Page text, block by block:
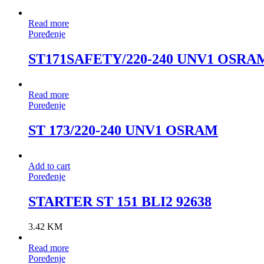
Read more
Poređenje
ST171SAFETY/220-240 UNV1
Read more
Poređenje
ST 173/220-240 UNV1 OSRAM
Add to cart
Poređenje
STARTER ST 151 BLI2 92638
3.42 KM
Read more
Poređenje